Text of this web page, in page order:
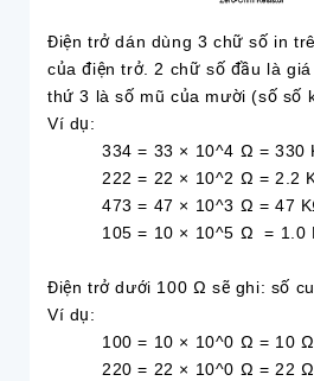
Điện trở dán dùng 3 chữ số in
của điện trở. 2 chữ số đầu là
thứ 3 là số mũ của mười (số số
Ví dụ:
334 = 33 × 10^4 Ω = 330
222 = 22 × 10^2 Ω = 2.2
473 = 47 × 10^3 Ω = 47
105 = 10 × 10^5 Ω = 1.0
Điện trở dưới 100 Ω sẽ ghi: số
Ví dụ:
100 = 10 × 10^0 Ω = 10 Ω
220 = 22 × 10^0 Ω = 22 Ω